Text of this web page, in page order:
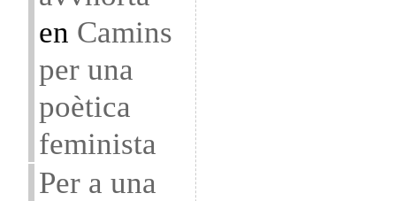
en Camins
per una
poètica
feminista
Per a una